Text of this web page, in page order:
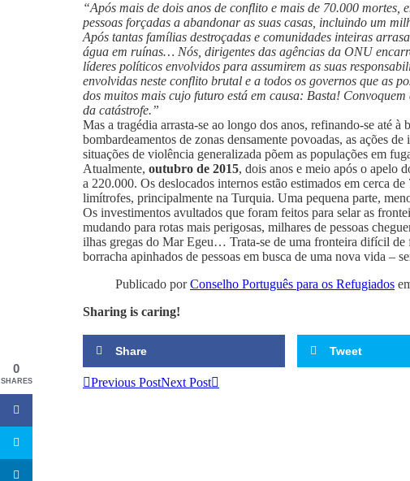
“Após mais de dois anos de conflito e mais de 70.000
pessoas forçadas a abandonar as suas casas, incluindo um
Após tantas famílias destroçadas e comunidades inteiras
água em ruínas… Nós, dirigentes das agências da ONU
líderes políticos envolvidos para assumirem as suas
envolvidas neste conflito brutal e a todos os governos que as
dos muitos mais cujo futuro está em causa: Basta!
da catástrofe.”
Mas a tragédia arrasta-se ao longo dos anos, refinando-se até
bombardeamentos de zonas densamente povoadas, as ações
situações de violência generalizada põem as populações em
Atualmente, outubro de 2015, dois anos e meio após o apelo
a 220.000. Os deslocados internos estão estimados em cerca
limítrofes, principalmente na Turquia. Uma pequena parte,
Os investimentos avultados que foram feitos para selar as
mudando para rotas mais perigosas, milhares de pessoas
ilhas gregas do Mar Egeu… Trata-se de uma fronteira difícil de
borracha apinhados de pessoas em busca de uma nova vida –
Publicado porConselho Português para os Refugiados
Sharing is caring!
Share Tweet
Previous PostNext Post
0
SHARES